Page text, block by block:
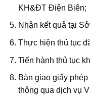
KH&ĐT Điện Biên;
Nhận kết quả tại
Thực hiện thủ tục
Tiến hành thủ tục
Bàn giao giấy
thông qua dịch vụ